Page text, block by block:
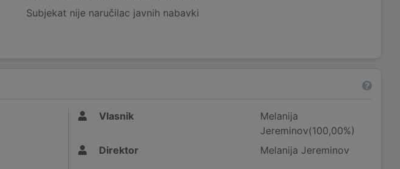
Subjekat nije naručilac javnih nabavki
Vlasnik
Melanija
Jereminov(100,00%)
Direktor
Melanija Jereminov